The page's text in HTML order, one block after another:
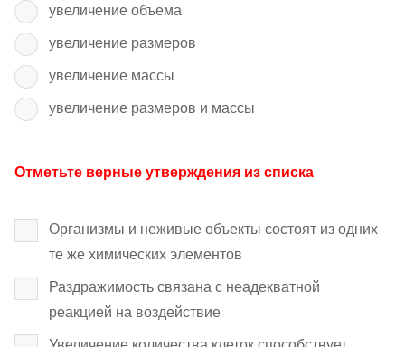
увеличение объема
увеличение размеров
увеличение массы
увеличение размеров и массы
Отметьте верные утверждения из списка
Организмы и неживые объекты состоят из одних
те же химических элементов
Раздражимость связана с неадекватной
реакцией на воздействие